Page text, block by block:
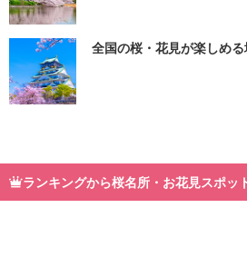
全国の桜・花見が楽しめ
ランキングから桜名所・お花見スポッ